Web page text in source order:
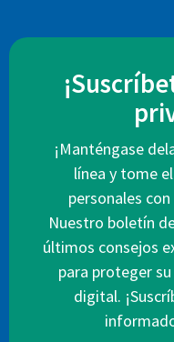
¡Manténgase
línea y tome
personales
Nuestro boletín
últimos consejos
para proteger
digital.